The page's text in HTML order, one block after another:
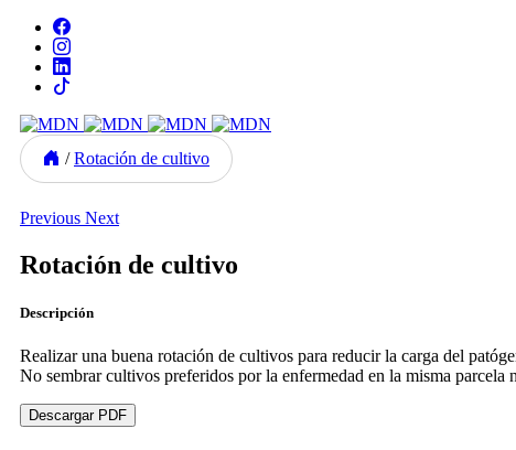
/ Rotación de cultivo
Previous Next
Rotación de cultivo
Descripción
Realizar una buena rotación de cultivos para reducir la carga del
No sembrar cultivos preferidos por la enfermedad en la misma parcela
Descargar PDF